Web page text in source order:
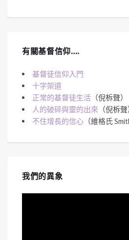
有關基督信仰….
基督徒信仰入門
十字架道
正常的基督徒生活 （倪柝聲）
人的破碎與靈的出來 （倪柝聲
不住增長的信心 （維格氏
我們的異象